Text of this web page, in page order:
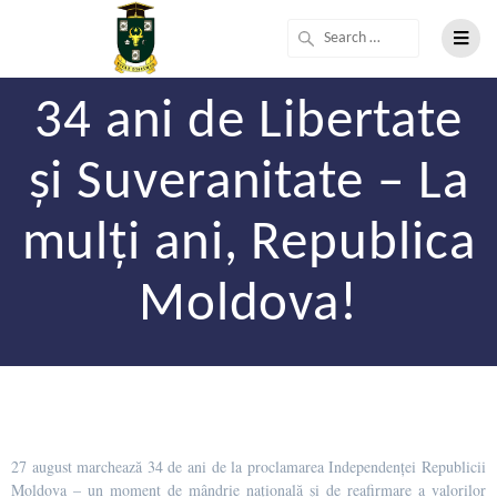
34 ani de Libertate
și Suveranitate – La
mulți ani, Republica
Moldova!
27 august marchează 34 de ani de la proclamarea Independenței Republicii
Moldova – un moment de mândrie națională și de reafirmare a valorilor